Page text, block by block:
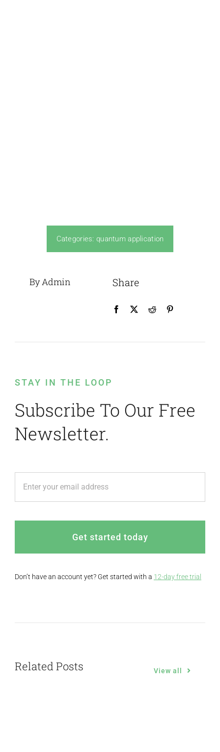
Categories: quantum application
By Admin Share
STAY IN THE LOOP
Subscribe To Our Free
Newsletter.
Get started today
Don’t have an account yet? Get started with a 12-day free trial
Related Posts View all